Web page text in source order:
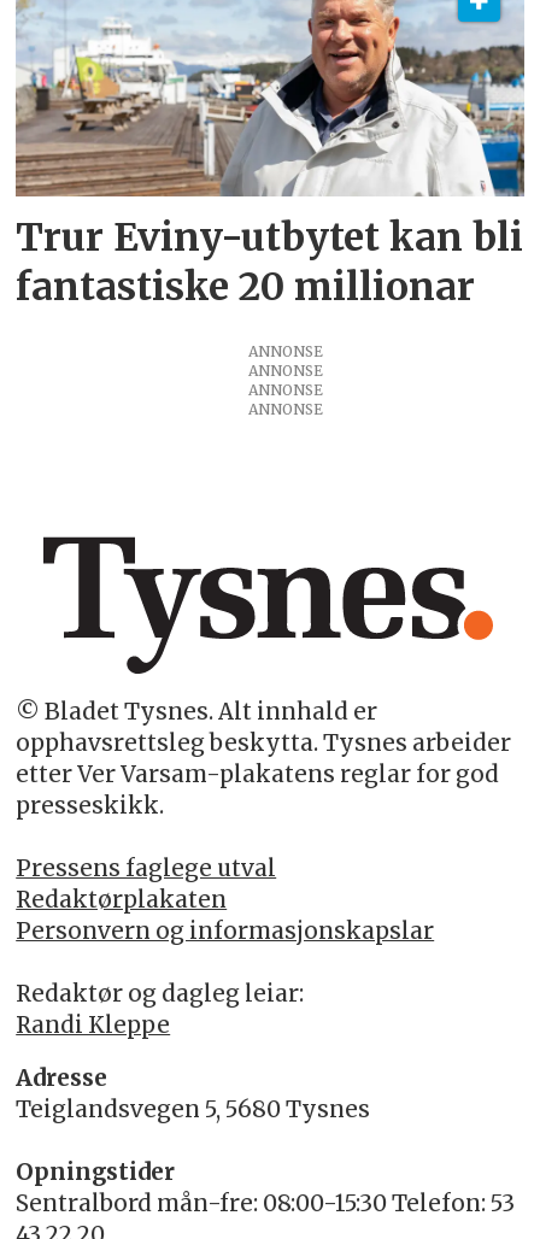
Trur Eviny-utbytet kan bli
fantastiske 20 millionar
ANNONSE
ANNONSE
ANNONSE
ANNONSE
© Bladet Tysnes. Alt innhald er
opphavsrettsleg beskytta. Tysnes arbeider
etter Ver Varsam-plakatens reglar for god
presseskikk.
Pressens faglege utval
Redaktørplakaten
Personvern og informasjonskapslar
Redaktør og dagleg leiar:
Randi Kleppe
Adresse
Teiglandsvegen 5, 5680 Tysnes
Opningstider
Sentralbord mån-fre: 08:00-15:30 Telefon: 53